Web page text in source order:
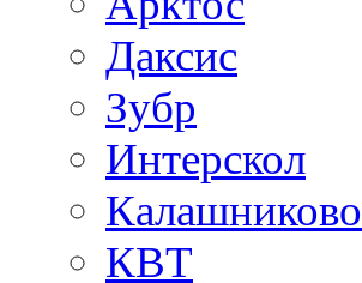
Даксис
Зубр
Интерскол
Калашниково
КВТ